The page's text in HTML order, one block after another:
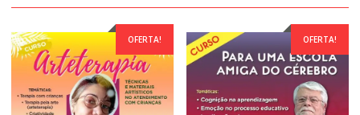
OFERTA! OFERTA!